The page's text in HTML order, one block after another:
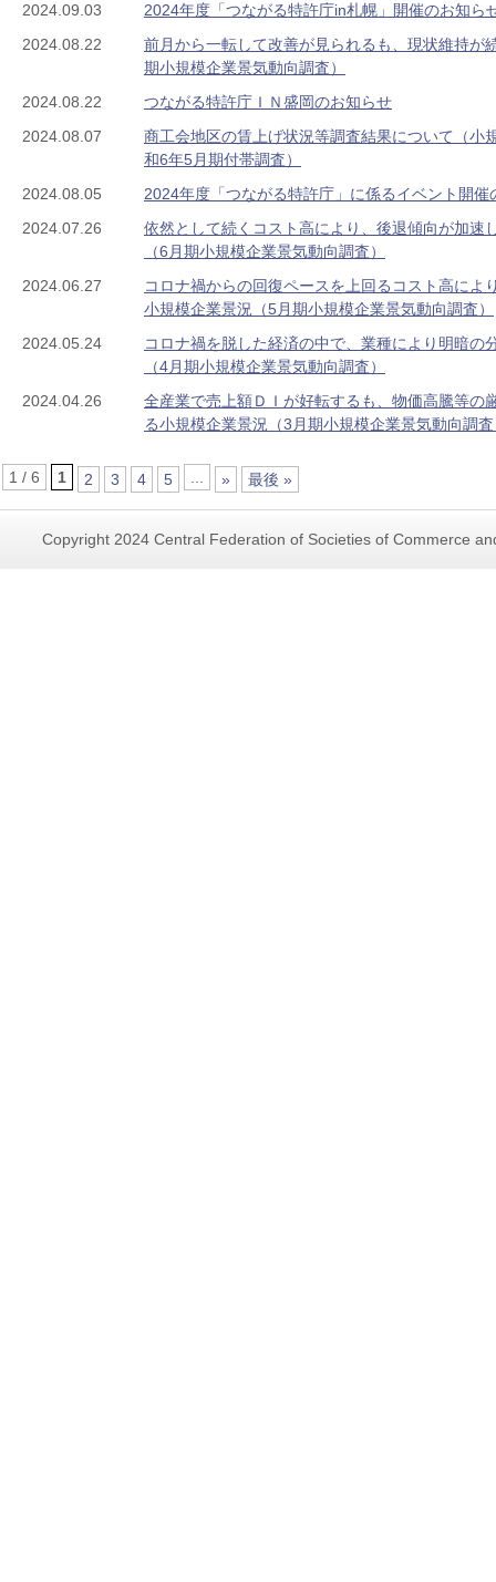
2024.09.03
2024年度「つながる特許庁in札幌」開催のお知ら
2024.08.22
前月から一転して改善が見られるも、現状維持が
期小規模企業景気動向調査）
2024.08.22
つながる特許庁ＩＮ盛岡のお知らせ
2024.08.07
商工会地区の賃上げ状況等調査結果について（小
和6年5月期付帯調査）
2024.08.05
2024年度「つながる特許庁」に係るイベント開催
2024.07.26
依然として続くコスト高により、後退傾向が加速
（6月期小規模企業景気動向調査）
2024.06.27
コロナ禍からの回復ペースを上回るコスト高によ
小規模企業景況（5月期小規模企業景気動向調査）
2024.05.24
コロナ禍を脱した経済の中で、業種により明暗の
（4月期小規模企業景気動向調査）
2024.04.26
全産業で売上額ＤＩが好転するも、物価高騰等の
る小規模企業景況（3月期小規模企業景気動向調
1 / 6 1 2 3 4 5 ... » 最後 »
Copyright 2024 Central Federation of Societies of Commerce